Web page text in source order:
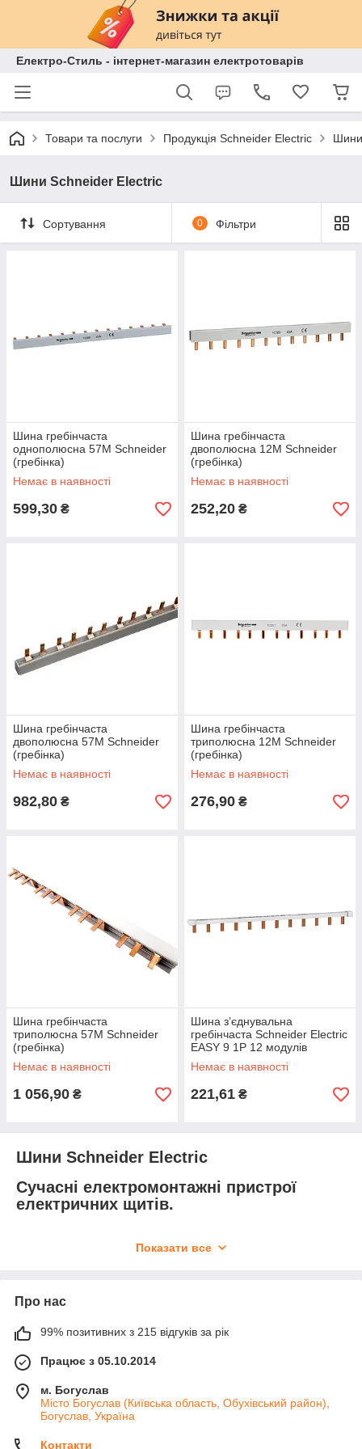
Електро-Стиль - інтернет-магазин електротоварів
Товари та послуги Продукція Schneider Electric
Шини Schneider Electric
Сортування 0 Фільтри
Шина гребінчаста
однополюсна 57М Schneider
(гребінка)
Немає в наявності
599,30 ₴
Шина гребінчаста
двополюсна 12М Schneider
(гребінка)
Немає в наявності
252,20 ₴
Шина гребінчаста
двополюсна 57М Schneider
(гребінка)
Немає в наявності
982,80 ₴
Шина гребінчаста
триполюсна 12М Schneider
(гребінка)
Немає в наявності
276,90 ₴
Шина гребінчаста
триполюсна 57М Schneider
(гребінка)
Немає в наявності
1 056,90 ₴
Шина з’єднувальна
гребінчаста Schneider Electric
EASY 9 1P 12 модулів
EZ9XPH112
Немає в наявності
221,61 ₴
Шини Schneider Electric
Сучасні електромонтажні пристрої
електричних щитів.
якщо він є трифазним, є основою електробезпеки не тільки
щитами приділяють особливу увагу ізоляції фаз під час
проведення монтажних робіт. Для цього необхідно мати
високі професійні навички та якісні електромонтажні
комплектуючі. Як ця робота здійснювалася у минулому?
Як правило, монтаж провадився за допомогою електричних
електричного автомата підводилося кілька таких провідників,
що було причиною появи змінного контакту при такому
з'єднанні. А змінний контакт при солідних струмах був
причиною їхнього обвуглювання і часто займання. Як у
Показати все
Про нас
99% позитивних з 215 відгуків за рік
Працює з 05.10.2014
м. Богуслав
Місто Богуслав (Київська область, Обухівський район),
Богуслав, Україна
Контакти